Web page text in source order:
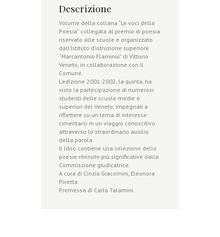
Descrizione
Volume della collana “Le voci della
Poesia” collegata al premio di poesia
riservato alle scuole e organizzato
dall’Istituto d’istruzione superiore
“Marcantonio Flaminio” di Vittorio
Veneto, in collaborazione con il
Comune.
L’edizione 2001-2002, la quinta, ha
visto la partecipazione di numerosi
studenti delle scuole medie e
superiori del Veneto, impegnati a
riflettere su un tema di interesse:
cimentarsi in un viaggio conoscitivo
attraverso lo straordinario ausilio
della parola.
Il libro contiene una selezione delle
poesie ritenute più significative dalla
Commissione giudicatrice.
A cura di Cinzia Giacomini, Eleonora
Pivetta.
Premessa di Carla Talamini.